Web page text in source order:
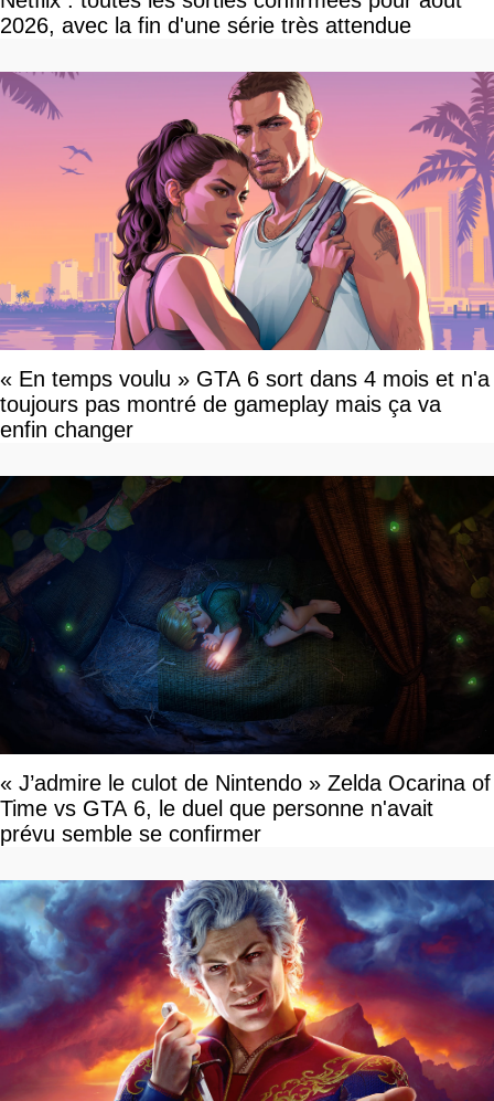
2026, avec la fin d'une série très attendue
« En temps voulu » GTA 6 sort dans 4 mois et n'a
toujours pas montré de gameplay mais ça va
enfin changer
« J’admire le culot de Nintendo » Zelda Ocarina of
Time vs GTA 6, le duel que personne n'avait
prévu semble se confirmer